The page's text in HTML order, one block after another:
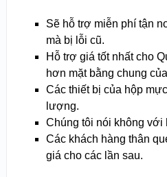
Sẽ hỗ trợ miễn phí tận
mà bị lỗi cũ.
Hỗ trợ giá tốt nhất cho
hơn mặt bằng chung
Các thiết bị của hộp
lượng.
Chúng tôi nói không với
Các khách hàng thân
giá cho các lần sau.